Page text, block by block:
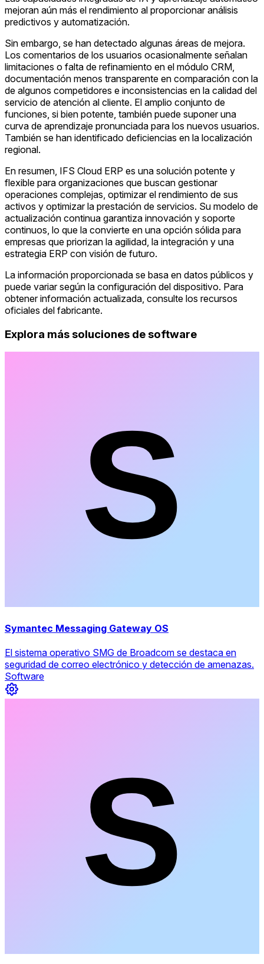
mejoran aún más el rendimiento al proporcionar análisis
predictivos y automatización.
Sin embargo, se han detectado algunas áreas de mejora.
Los comentarios de los usuarios ocasionalmente señalan
limitaciones o falta de refinamiento en el módulo CRM,
documentación menos transparente en comparación con la
de algunos competidores e inconsistencias en la calidad del
servicio de atención al cliente. El amplio conjunto de
funciones, si bien potente, también puede suponer una
curva de aprendizaje pronunciada para los nuevos usuarios.
También se han identificado deficiencias en la localización
regional.
En resumen, IFS Cloud ERP es una solución potente y
flexible para organizaciones que buscan gestionar
operaciones complejas, optimizar el rendimiento de sus
activos y optimizar la prestación de servicios. Su modelo de
actualización continua garantiza innovación y soporte
continuos, lo que la convierte en una opción sólida para
empresas que priorizan la agilidad, la integración y una
estrategia ERP con visión de futuro.
La información proporcionada se basa en datos públicos y
puede variar según la configuración del dispositivo. Para
obtener información actualizada, consulte los recursos
oficiales del fabricante.
Explora más soluciones de software
Symantec Messaging Gateway OS
El sistema operativo SMG de Broadcom se destaca en
seguridad de correo electrónico y detección de amenazas.
Software